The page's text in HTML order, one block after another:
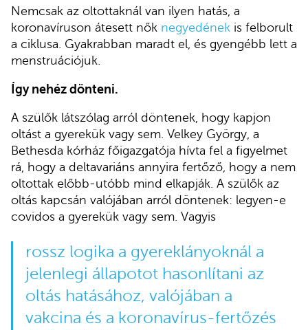
Nemcsak az oltottaknál van ilyen hatás, a
koronavíruson átesett nők negyedének is felborult
a ciklusa. Gyakrabban maradt el, és gyengébb lett a
menstruációjuk.
Így nehéz dönteni.
A szülők látszólag arról döntenek, hogy kapjon
oltást a gyerekük vagy sem. Velkey György, a
Bethesda kórház főigazgatója hívta fel a figyelmet
rá, hogy a deltavariáns annyira fertőző, hogy a nem
oltottak előbb-utóbb mind elkapják. A szülők az
oltás kapcsán valójában arról döntenek: legyen-e
covidos a gyerekük vagy sem. Vagyis
rossz logika a gyereklányoknál a
jelenlegi állapotot hasonlítani az
oltás hatásához, valójában a
vakcina és a koronavírus-fertőzés